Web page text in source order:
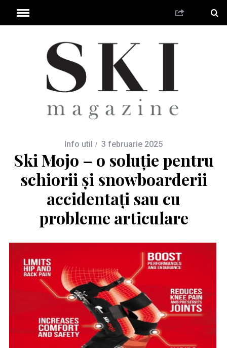
Info util 3 februarie 2025
Ski Mojo – o soluție pentru
schiorii și snowboarderii
accidentați sau cu
probleme articulare